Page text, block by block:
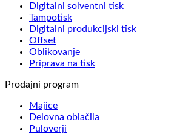
Digitalni solventni tisk
Tampotisk
Digitalni produkcijski tisk
Offset
Oblikovanje
Priprava na tisk
Prodajni program
Majice
Delovna oblačila
Puloverji